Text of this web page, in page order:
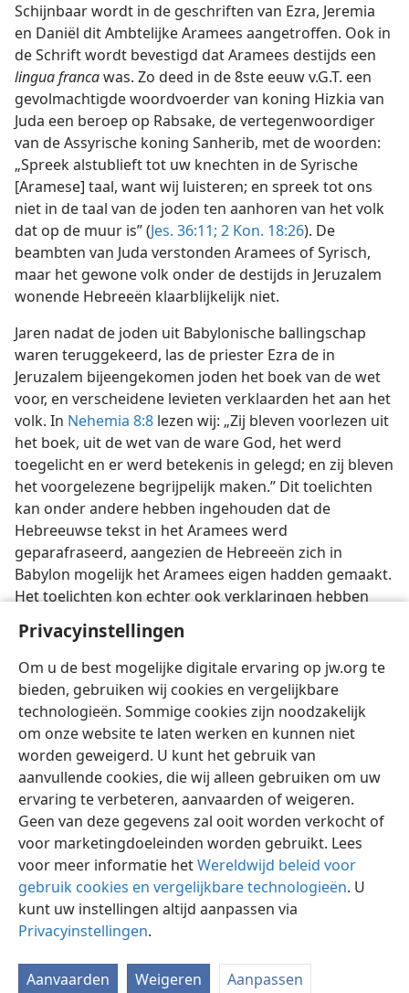
Privacyinstellingen
Om u de best mogelijke digitale ervaring op jw.org te
bieden, gebruiken wij cookies en vergelijkbare
technologieën. Sommige cookies zijn noodzakelijk
om onze website te laten werken en kunnen niet
worden geweigerd. U kunt het gebruik van
aanvullende cookies, die wij alleen gebruiken om uw
ervaring te verbeteren, aanvaarden of weigeren.
Geen van deze gegevens zal ooit worden verkocht of
voor marketingdoeleinden worden gebruikt. Lees
voor meer informatie hetWereldwijd beleid voor
gebruik cookies en vergelijkbare technologieën. U
kunt uw instellingen altijd aanpassen via
Privacyinstellingen.
Aanvaarden Weigeren Aanpassen
Schijnbaar wordt in de geschriften van Ezra, Jeremia
en Daniël dit Ambtelijke Aramees aangetroffen. Ook in
de Schrift wordt bevestigd dat Aramees destijds een
lingua francawas. Zo deed in de 8ste eeuw v.G.T. een
gevolmachtigde woordvoerder van koning Hizkia van
Juda een beroep op Rabsake, de vertegenwoordiger
van de Assyrische koning Sanherib, met de woorden:
„Spreek alstublieft tot uw knechten in de Syrische
[Aramese] taal, want wij luisteren; en spreek tot ons
niet in de taal van de joden ten aanhoren van het volk
dat op de muur is” (Jes. 36:11; 2 Kon. 18:26). De
beambten van Juda verstonden Aramees of Syrisch,
maar het gewone volk onder de destijds in Jeruzalem
wonende Hebreeën klaarblijkelijk niet.
Jaren nadat de joden uit Babylonische ballingschap
waren teruggekeerd, las de priester Ezra de in
Jeruzalem bijeengekomen joden het boek van de wet
voor, en verscheidene levieten verklaarden het aan het
volk. In Nehemia 8:8 lezen wij: „Zij bleven voorlezen uit
het boek, uit de wet van de ware God, het werd
toegelicht en er werd betekenis in gelegd; en zij bleven
het voorgelezene begrijpelijk maken.” Dit toelichten
kan onder andere hebben ingehouden dat de
Hebreeuwse tekst in het Aramees werd
geparafraseerd, aangezien de Hebreeën zich in
Babylon mogelijk het Aramees eigen hadden gemaakt.
Het toelichten kon echter ook verklaringen hebben
omvat, opdat de joden, zelfs wanneer zij Hebreeuws
verstonden, de diepe betekenis van het voorgelezene
konden begrijpen.